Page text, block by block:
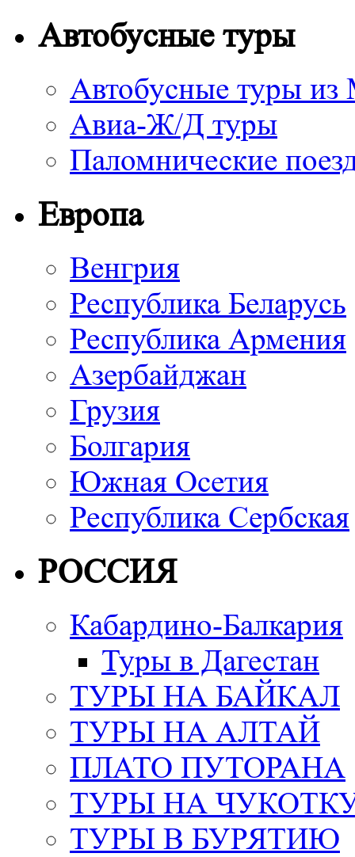
Автобусные туры
Автобусные туры
Авиа-Ж/Д туры
Паломнические
Европа
Венгрия
Республика Беларусь
Республика Армения
Азербайджан
Грузия
Болгария
Южная Осетия
Республика Сербская
РОССИЯ
Кабардино-Балкария
Туры в Дагестан
ТУРЫ НА БАЙКАЛ
ТУРЫ НА АЛТАЙ
ПЛАТО ПУТОРАНА
ТУРЫ НА
ТУРЫ В БУРЯТИЮ